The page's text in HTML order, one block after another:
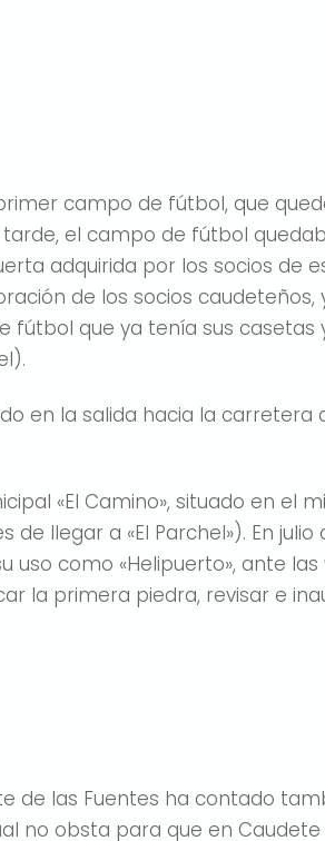
campo de fútbol, que
el campo de fútbol
adquirida por los socios de
de los socios
fútbol que ya tenía sus casetas
en la salida hacia la carretera
«El Camino», situado en el
llegar a «El Parchel»). En julio
como «Helipuerto», ante las
la primera piedra, revisar e
de las Fuentes ha contado
no obsta para que en Caudete